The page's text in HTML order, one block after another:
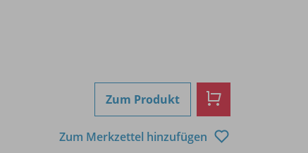
Zum Produkt
Zum Merkzettel hinzufügen